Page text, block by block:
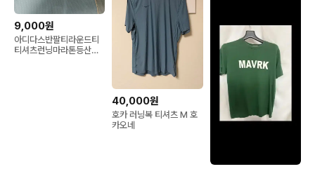
9,000원
아디다스반팔티라운드티
티셔츠런닝마라톤등산복
40,000원
호카 러닝복 티셔츠 M 호
카오네